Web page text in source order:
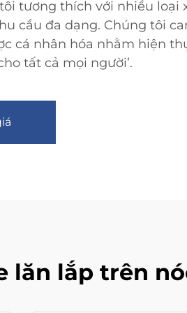
tương thích với nhiều loại
cầu đa dạng. Chúng tôi
cá nhân hóa nhằm hiện
tất cả mọi người’.
lăn lắp trên